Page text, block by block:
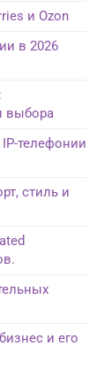
и Ozon
в 2026
выбора
телефонии
стиль и
и его